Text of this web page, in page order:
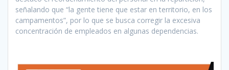
señalando que “la gente tiene que estar en territorio, en los
campamentos”, por lo que se busca corregir la excesiva
concentración de empleados en algunas dependencias.